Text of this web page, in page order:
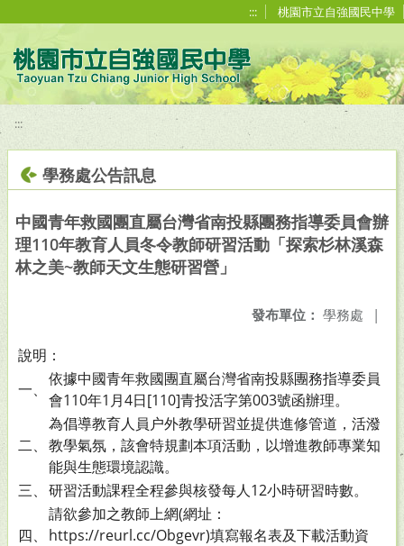
::: 桃園市立自強國民中學
:::
學務處公告訊息
中國青年救國團直屬台灣省南投縣團務指導委員會辦
理110年教育人員冬令教師研習活動「探索杉林溪森
林之美~教師天文生態研習營」
發布單位： 學務處 |
說明：
一、
依據中國青年救國團直屬台灣省南投縣團務指導委員
會110年1月4日[110]青投活字第003號函辦理。
二、
為倡導教育人員户外教學研習並提供進修管道，活潑
教學氣氛，該會特規劃本項活動，以增進教師專業知
能與生態環境認識。
三、 研習活動課程全程參與核發每人12小時研習時數。
四、
請欲參加之教師上網(網址：
https://reurl.cc/Obgevr)填寫報名表及下載活動資